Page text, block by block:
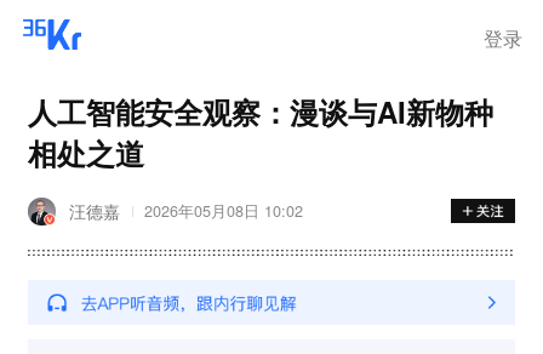
登录
人工智能安全观察：漫谈与AI新物种
相处之道
汪德嘉 2026年05月08日 10:02